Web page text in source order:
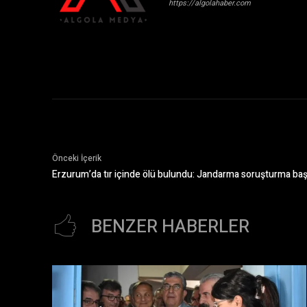
https://algolahaber.com
Önceki İçerik
Erzurum’da tır içinde ölü bulundu: Jandarma soruşturma
BENZER HABERLER